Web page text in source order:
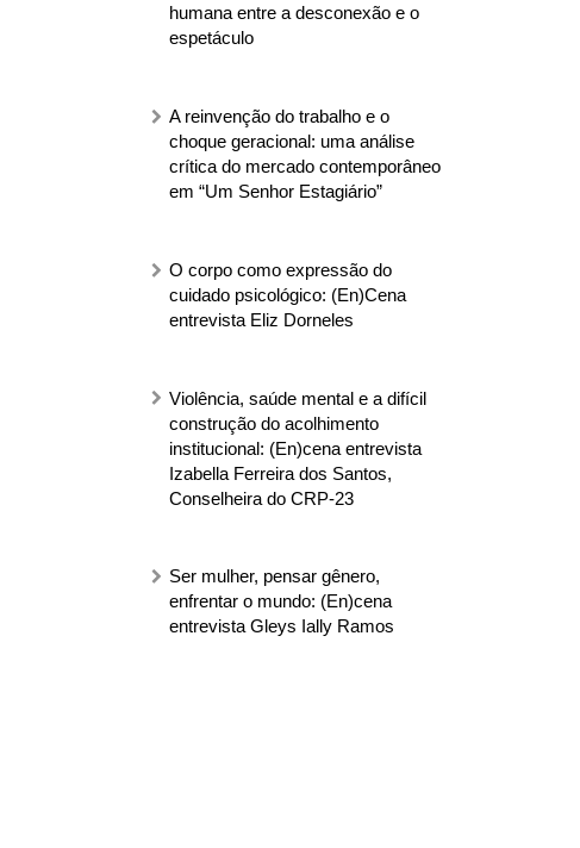
humana entre a desconexão e o
espetáculo
A reinvenção do trabalho e o
choque geracional: uma análise
crítica do mercado contemporâneo
em “Um Senhor Estagiário”
O corpo como expressão do
cuidado psicológico: (En)Cena
entrevista Eliz Dorneles
Violência, saúde mental e a difícil
construção do acolhimento
institucional: (En)cena entrevista
Izabella Ferreira dos Santos,
Conselheira do CRP-23
Ser mulher, pensar gênero,
enfrentar o mundo: (En)cena
entrevista Gleys Ially Ramos